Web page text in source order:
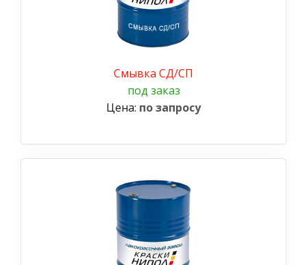
Смывка СД/СП
под заказ
Цена: по запросу